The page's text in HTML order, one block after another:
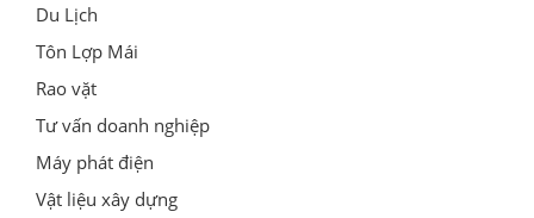
Du Lịch
Tôn Lợp Mái
Rao vặt
Tư vấn doanh nghiệp
Máy phát điện
Vật liệu xây dựng